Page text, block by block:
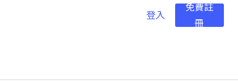
登入
免費註
冊